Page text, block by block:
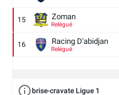
15 Zoman
Relégué
16 Racing D'abidjan
Relégué
brise-cravate Ligue 1